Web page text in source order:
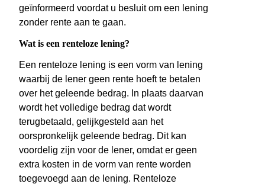
geïnformeerd voordat u besluit om een lening
zonder rente aan te gaan.
Wat is een renteloze lening?
Een renteloze lening is een vorm van lening
waarbij de lener geen rente hoeft te betalen
over het geleende bedrag. In plaats daarvan
wordt het volledige bedrag dat wordt
terugbetaald, gelijkgesteld aan het
oorspronkelijk geleende bedrag. Dit kan
voordelig zijn voor de lener, omdat er geen
extra kosten in de vorm van rente worden
toegevoegd aan de lening. Renteloze